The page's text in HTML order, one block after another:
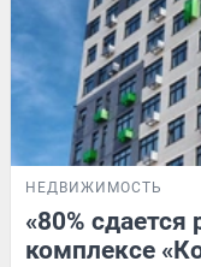
НЕДВИЖИМОСТЬ
«80%
комплексе